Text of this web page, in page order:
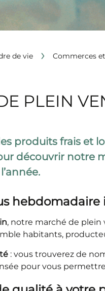
de vie › Commerces
PLEIN
produits frais et
découvrir notre
, notre marché de plein
habitants,
: vous trouverez de
pour vous